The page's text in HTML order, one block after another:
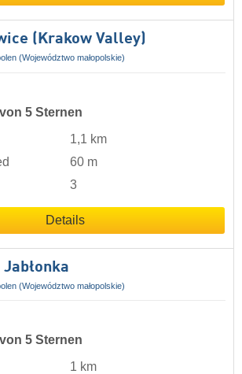
(Krakow Valley)
(Województwo małopolskie)
5 Sternen
1,1 km
60 m
3
Details
(Województwo małopolskie)
5 Sternen
1 km